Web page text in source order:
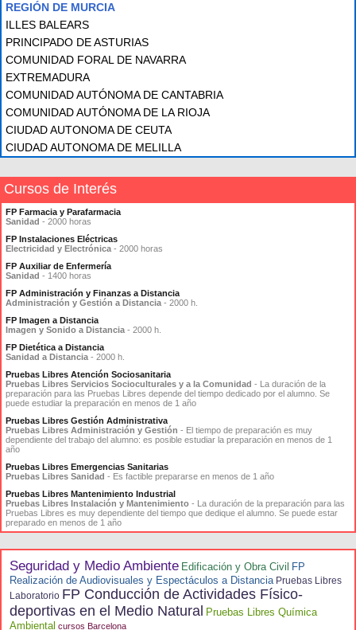
REGIÓN DE MURCIA
ILLES BALEARS
PRINCIPADO DE ASTURIAS
COMUNIDAD FORAL DE NAVARRA
EXTREMADURA
COMUNIDAD AUTÓNOMA DE CANTABRIA
COMUNIDAD AUTÓNOMA DE LA RIOJA
CIUDAD AUTONOMA DE CEUTA
CIUDAD AUTONOMA DE MELILLA
Cursos de Interés
FP Farmacia y Parafarmacia
Sanidad - 2000 horas
FP Instalaciones Eléctricas
Electricidad y Electrónica - 2000 horas
FP Auxiliar de Enfermería
Sanidad - 1400 horas
FP Administración y Finanzas a Distancia
Administración y Gestión a Distancia - 2000 h.
FP Imagen a Distancia
Imagen y Sonido a Distancia - 2000 h.
FP Dietética a Distancia
Sanidad a Distancia - 2000 h.
Pruebas Libres Atención Sociosanitaria
Pruebas Libres Servicios Socioculturales y a la Comunidad - La duración de la
preparación para las Pruebas Libres depende del tiempo dedicado por el alumno. Se
puede estudiar la preparación en menos de 1 año
Pruebas Libres Gestión Administrativa
Pruebas Libres Administración y Gestión - El tiempo de preparación es muy
dependiente del trabajo del alumno: es posible estudiar la preparación en menos de 1
año
Pruebas Libres Emergencias Sanitarias
Pruebas Libres Sanidad - Es factible prepararse en menos de 1 año
Pruebas Libres Mantenimiento Industrial
Pruebas Libres Instalación y Mantenimiento - La duración de la preparación para las
Pruebas Libres es muy dependiente del tiempo que dedique el alumno. Se puede estar
preparado en menos de 1 año
Seguridad y Medio Ambiente Edificación y Obra Civil FP
Realización de Audiovisuales y Espectáculos a Distancia Pruebas Libres
Laboratorio FP Conducción de Actividades Físico-
deportivas en el Medio Natural Pruebas Libres Química
Ambiental cursos Barcelona